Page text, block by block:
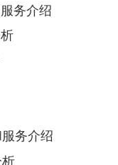
务介绍
务介绍